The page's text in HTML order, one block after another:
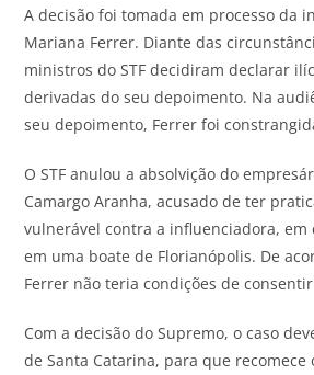
A decisão foi tomada em processo da
Mariana Ferrer. Diante das
ministros do STF decidiram declarar
derivadas do seu depoimento. Na
seu depoimento, Ferrer foi
O STF anulou a absolvição do
Camargo Aranha, acusado de ter
vulnerável contra a influenciadora, em
em uma boate de Florianópolis. De
Ferrer não teria condições de
Com a decisão do Supremo, o caso
de Santa Catarina, para que recomece